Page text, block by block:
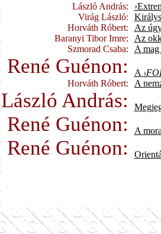
László András:
Virág László:
Horváth Róbert:
Az
Baranyi Tibor Imre:
Az
Szmorad Csaba:
A mag
René Guénon: A
Horváth Róbert:
A
László András:
René Guénon: A
René Guénon: